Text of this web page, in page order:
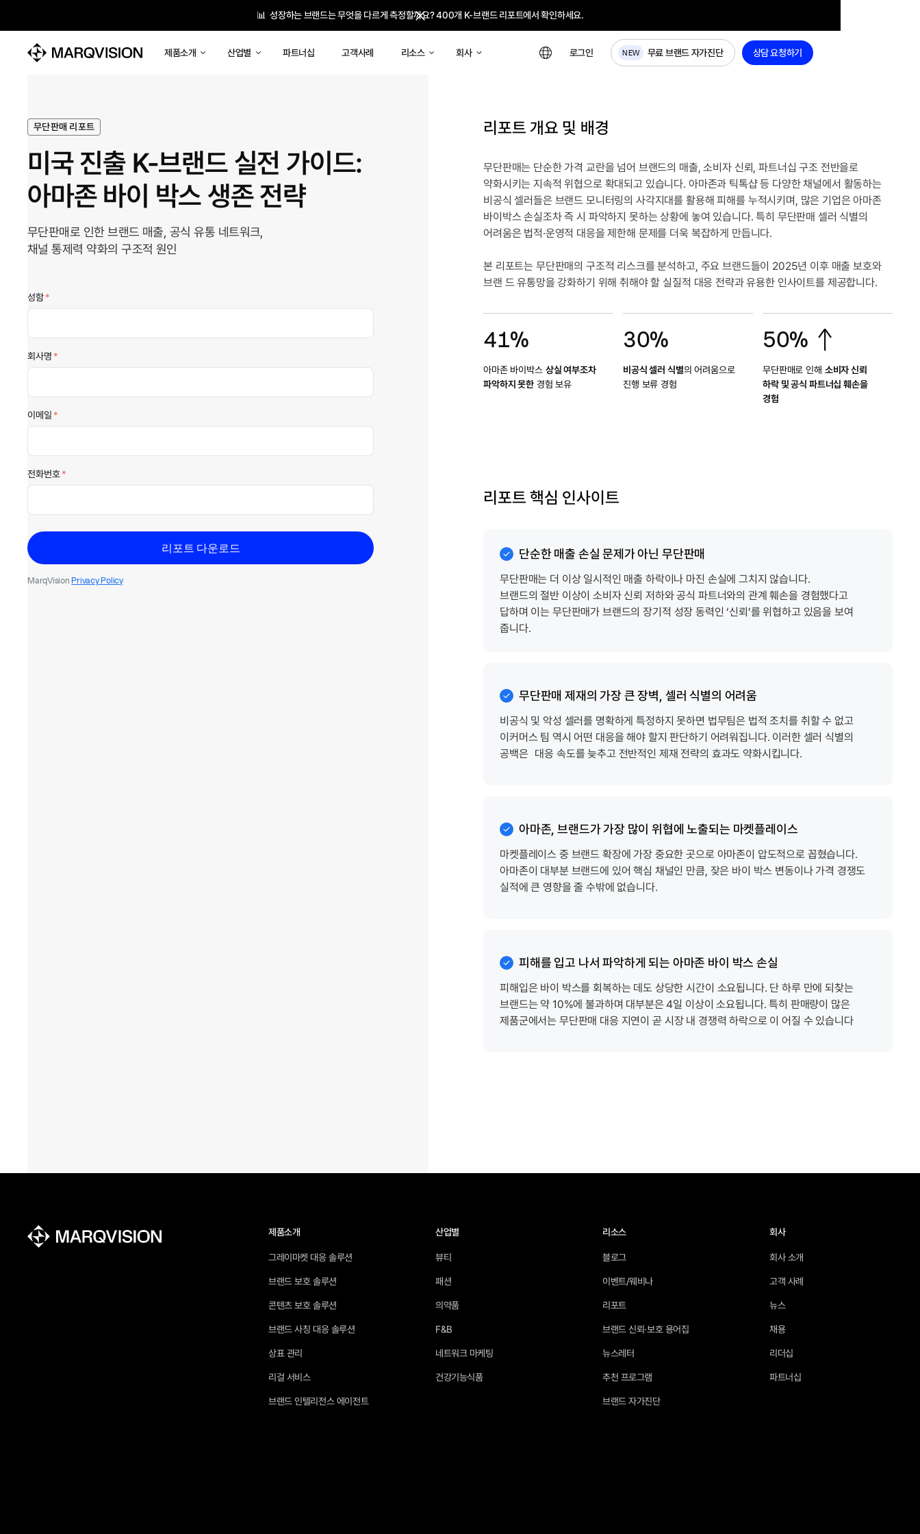
📊 성장하는 브랜드는 무엇을 다르게 측정할까요? 400개 K-브랜드 리포트에서 확인하세요.
제품소개 산업별 파트너십 고객사례 리소스 회사 로그인 NEW 무료 브랜드 자가진단 상담 요청하기
📊 성장하는 브랜드는 무엇을 다르게 측정할까요? 400개 K-브랜드 리포트에서 확인하세요.
무단판매 리포트
미국 진출 K-브랜드 실전 가이드:
아마존 바이 박스 생존 전략
무단판매로 인한 브랜드 매출, 공식 유통 네트워크,
채널 통제력 약화의 구조적 원인
성함*
회사명 *
이메일 *
전화번호*
MarqVisionPrivacy Policy
리포트 개요 및 배경
무단판매는 단순한 가격 교란을 넘어 브랜드의 매출, 소비자 신뢰, 파트너십 구조 전반을로
약화시키는 지속적 위협으로 확대되고 있습니다. 아마존과 틱톡샵 등 다양한 채널에서 활동하는
비공식 셀러들은 브랜드 모니터링의 사각지대를 활용해 피해를 누적시키며, 많은 기업은 아마존
바이박스 손실조차 즉 시 파악하지 못하는 상황에 놓여 있습니다. 특히 무단판매 셀러 식별의
어려움은 법적·운영적 대응을 제한해 문제를 더욱 복잡하게 만듭니다.
본 리포트는 무단판매의 구조적 리스크를 분석하고, 주요 브랜드들이 2025년 이후 매출 보호와
브랜 드 유통망을 강화하기 위해 취해야 할 실질적 대응 전략과 유용한 인사이트를 제공합니다.
41%
아마존 바이박스 상실 여부조차
파악하지 못한 경험 보유
30%
비공식 셀러 식별의 어려움으로
진행 보류 경험
50% ↑
무단판매로 인해 소비자 신뢰
하락 및 공식 파트너십 훼손을
경험
리포트 핵심 인사이트
단순한 매출 손실 문제가 아닌 무단판매
무단판매는 더 이상 일시적인 매출 하락이나 마진 손실에 그치지 않습니다.
브랜드의 절반 이상이 소비자 신뢰 저하와 공식 파트너와의 관계 훼손을 경험했다고
답하며 이는 무단판매가 브랜드의 장기적 성장 동력인 ‘신뢰’를 위협하고 있음을 보여
줍니다.
무단판매 제재의 가장 큰 장벽, 셀러 식별의 어려움
비공식 및 악성 셀러를 명확하게 특정하지 못하면 법무팀은 법적 조치를 취할 수 없고
이커머스 팀 역시 어떤 대응을 해야 할지 판단하기 어려워집니다. 이러한 셀러 식별의
공백은 대응 속도를늦추고 전반적인 제재 전략의 효과도 약화시킵니다.
아마존, 브랜드가 가장 많이 위협에 노출되는 마켓플레이스
마켓플레이스 중 브랜드 확장에 가장 중요한 곳으로 아마존이 압도적으로 꼽혔습니다.
아마존이 대부분브랜드에 있어 핵심 채널인 만큼, 잦은 바이 박스 변동이나 가격 경쟁도
실적에 큰 영향을줄 수밖에 없습니다.
피해를 입고 나서 파악하게 되는 아마존 바이 박스 손실
피해입은 바이 박스를 회복하는 데도 상당한 시간이 소요됩니다. 단 하루 만에 되찾는
브랜드는약 10%에 불과하며 대부분은 4일 이상이 소요됩니다. 특히 판매량이 많은
제품군에서는 무단판매 대응지연이 곧 시장 내 경쟁력 하락으로 이 어질 수 있습니다
제품소개
그레이마켓 대응 솔루션
브랜드 보호 솔루션
콘텐츠 보호 솔루션
브랜드 사칭 대응 솔루션
상표 관리
리걸 서비스
브랜드 인텔리전스 에이전트
산업별
뷰티
패션
의약품
F&B
네트워크 마케팅
건강기능식품
리소스
블로그
이벤트/웨비나
리포트
브랜드 신뢰·보호 용어집
뉴스레터
추천 프로그램
브랜드 자가진단
회사
회사 소개
고객 사례
뉴스
채용
리더십
파트너십